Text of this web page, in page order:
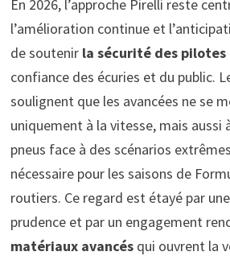
En 2026, l’approche Pirelli reste
l’amélioration continue et
de soutenir la sécurité des pilotes
confiance des écuries et du public.
soulignent que les avancées ne se
uniquement à la vitesse, mais aussi
pneus face à des scénarios
nécessaire pour les saisons de
routiers. Ce regard est étayé par
prudence et par un engagement
matériaux avancésqui ouvrent la